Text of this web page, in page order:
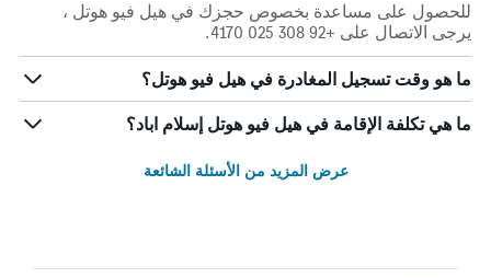
للحصول على مساعدة بخصوص حجزك في هيل فيو هوتل ،
يرجى الاتصال على +92 308 025 4170.
ما هو وقت تسجيل المغادرة في هيل فيو هوتل؟
ما هي تكلفة الإقامة في هيل فيو هوتل إسلام اباد؟
عرض المزيد من الأسئلة الشائعة